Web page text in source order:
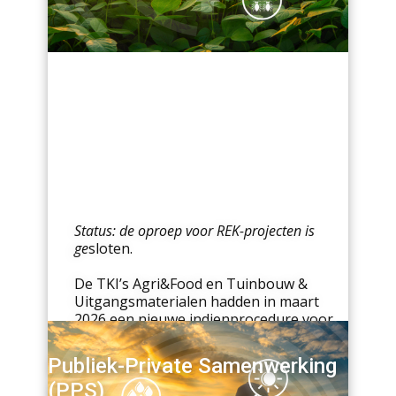
Status: de oproep voor REK-projecten is
gesloten.
De TKI’s Agri&Food en Tuinbouw &
Uitgangsmaterialen hadden in maart
2026 een nieuwe indienprocedure voor
Route- en Kansenkaart (REK)-projecten
binnen de Kennis- en Innovatieagenda
(KIA Landbouw, Water Voedsel) 2024–
2027.
Publiek-Private Samenwerking
(PPS)